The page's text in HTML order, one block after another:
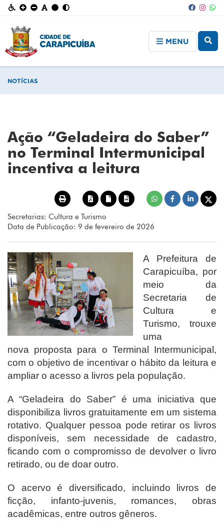
MENU
NOTÍCIAS
Ação “Geladeira do Saber”
no Terminal Intermunicipal
incentiva a leitura
Secretarias: Cultura e Turismo
Data de Publicação: 9 de fevereiro de 2026
A Prefeitura de
Carapicuíba, por
meio da
Secretaria de
Cultura e
Turismo, trouxe
uma
nova proposta para o Terminal Intermunicipal,
com o objetivo de incentivar o hábito da leitura e
ampliar o acesso a livros pela população.
A “Geladeira do Saber” é uma iniciativa que
disponibiliza livros gratuitamente em um sistema
rotativo. Qualquer pessoa pode retirar os livros
disponíveis, sem necessidade de cadastro,
ficando com o compromisso de devolver o livro
retirado, ou de doar outro.
O acervo é diversificado, incluindo livros de
ficção, infanto-juvenis, romances, obras
acadêmicas, entre outros gêneros.